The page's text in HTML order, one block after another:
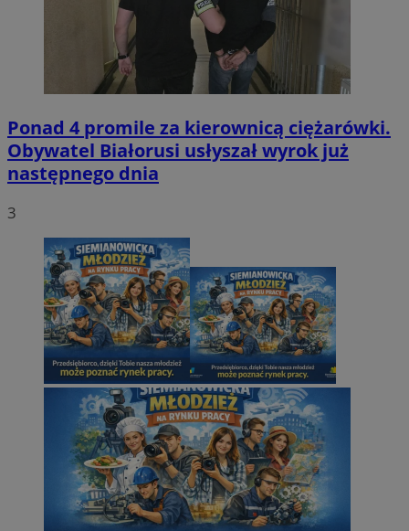
Ponad 4 promile za kierownicą ciężarówki.
Obywatel Białorusi usłyszał wyrok już
następnego dnia
3